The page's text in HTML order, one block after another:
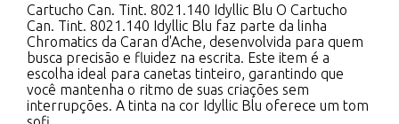
Cartucho Can. Tint. 8021.140 Idyllic Blu O Cartucho
Can. Tint. 8021.140 Idyllic Blu faz parte da linha
Chromatics da Caran d'Ache, desenvolvida para quem
busca precisão e fluidez na escrita. Este item é a
escolha ideal para canetas tinteiro, garantindo que
você mantenha o ritmo de suas criações sem
interrupções. A tinta na cor Idyllic Blu oferece um tom